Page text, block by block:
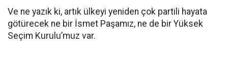
Ve ne yazık ki, artık ülkeyi yeniden çok partili hayata
götürecek ne bir İsmet Paşamız, ne de bir Yüksek
Seçim Kurulu’muz var.